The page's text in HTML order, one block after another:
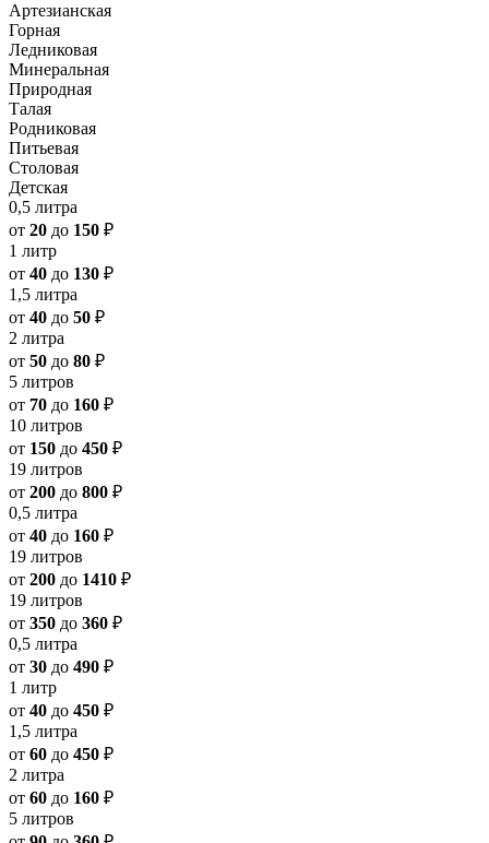
Артезианская
Горная
Ледниковая
Минеральная
Природная
Талая
Родниковая
Питьевая
Столовая
Детская
0,5 литра
от 20 до 150 ₽
1 литр
от 40 до 130 ₽
1,5 литра
от 40 до 50 ₽
2 литра
от 50 до 80 ₽
5 литров
от 70 до 160 ₽
10 литров
от 150 до 450 ₽
19 литров
от 200 до 800 ₽
0,5 литра
от 40 до 160 ₽
19 литров
от 200 до 1410 ₽
19 литров
от 350 до 360 ₽
0,5 литра
от 30 до 490 ₽
1 литр
от 40 до 450 ₽
1,5 литра
от 60 до 450 ₽
2 литра
от 60 до 160 ₽
5 литров